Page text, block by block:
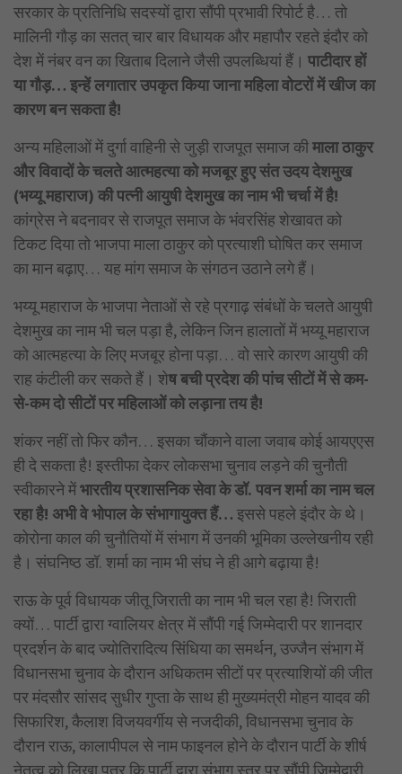
सरकार के प्रतिनिधि सदस्यों द्वारा सौंपी प्रभावी रिपोर्ट है… तो
मालिनी गौड़ का सतत् चार बार विधायक और महापौर रहते इंदौर को
देश में नंबर वन का खिताब दिलाने जैसी उपलब्धियां हैं। पाटीदार हों
या गौड़… इन्हें लगातार उपकृत किया जाना महिला वोटरों में खीज का
कारण बन सकता है!
अन्य महिलाओं में दुर्गा वाहिनी से जुड़ी राजपूत समाज कीमाला ठाकुर
और विवादों के चलते आत्महत्या को मजबूर हुए संत उदय देशमुख
(भय्यू महाराज) की पत्नी आयुषी देशमुख का नाम भी चर्चा में है!
कांग्रेस ने बदनावर से राजपूत समाज के भंवरसिंह शेखावत को
टिकट दिया तो भाजपा माला ठाकुर को प्रत्याशी घोषित कर समाज
का मान बढ़ाए… यह मांग समाज के संगठन उठाने लगे हैं।
भय्यू महाराज के भाजपा नेताओं से रहे प्रगाढ़ संबंधों के चलते आयुषी
देशमुख का नाम भी चल पड़ा है, लेकिन जिन हालातों में भय्यू महाराज
को आत्महत्या के लिए मजबूर होना पड़ा… वो सारे कारण आयुषी की
राह कंटीली कर सकते हैं। शेष बची प्रदेश की पांच सीटों में से कम-
से-कम दो सीटों पर महिलाओं को लड़ाना तय है!
शंकर नहीं तो फिर कौन… इसका चौंकाने वाला जवाब कोई आयएएस
ही दे सकता है! इस्तीफा देकर लोकसभा चुनाव लड़ने की चुनौती
स्वीकारने मेंभारतीय प्रशासनिक सेवा के डॉ. पवन शर्मा का नाम चल
रहा है! अभी वे भोपाल के संभागायुक्त हैं… इससे पहले इंदौर के थे।
कोरोना काल की चुनौतियों में संभाग में उनकी भूमिका उल्लेखनीय रही
है। संघनिष्ठ डॉ. शर्मा का नाम भी संघ ने ही आगे बढ़ाया है!
राऊ के पूर्व विधायक जीतू जिराती का नाम भी चल रहा है! जिराती
क्यों… पार्टी द्वारा ग्वालियर क्षेत्र में सौंपी गई जिम्मेदारी पर शानदार
प्रदर्शन के बाद ज्योतिरादित्य सिंधिया का समर्थन, उज्जैन संभाग में
विधानसभा चुनाव के दौरान अधिकतम सीटों पर प्रत्याशियों की जीत
पर मंदसौर सांसद सुधीर गुप्ता के साथ ही मुख्यमंत्री मोहन यादव की
सिफारिश, कैलाश विजयवर्गीय से नजदीकी, विधानसभा चुनाव के
दौरान राऊ, कालापीपल से नाम फाइनल होने के दौरान पार्टी के शीर्ष
नेतृत्व को लिखा पत्र कि पार्टी द्वारा संभाग स्तर पर सौंपी जिम्मेदारी